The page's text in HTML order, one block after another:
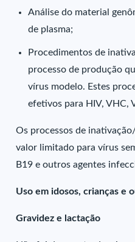
Análise do material
de plasma;
Procedimentos de
processo de produção
vírus modelo. Estes
efetivos para HIV, VHC,
Os processos de
valor limitado para vírus
B19 e outros agentes
Uso em idosos, crianças e
Gravidez e lactação